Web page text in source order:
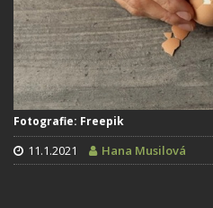
Fotografie: Freepik
11.1.2021 Hana Musilová